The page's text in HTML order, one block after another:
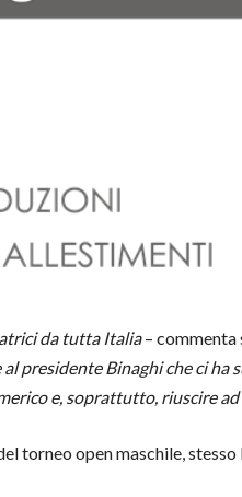
da tutta Italia– commenta
al presidente Binaghi che ci
e, soprattutto, riuscire
torneo open maschile,